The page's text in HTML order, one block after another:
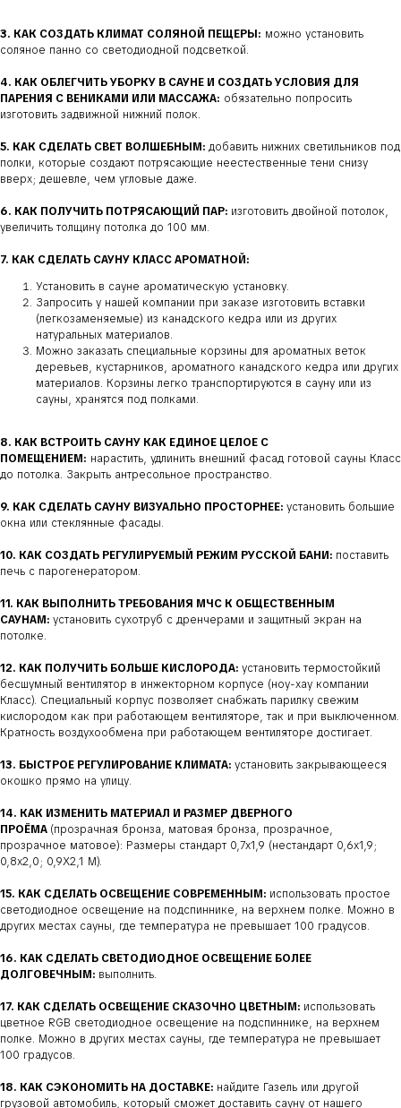
3. КАК СОЗДАТЬ КЛИМАТ СОЛЯНОЙ ПЕЩЕРЫ: можно установить
соляное панно со светодиодной подсветкой.
4. КАК ОБЛЕГЧИТЬ УБОРКУ В САУНЕ И СОЗДАТЬ УСЛОВИЯ ДЛЯ
ПАРЕНИЯ С ВЕНИКАМИ ИЛИ МАССАЖА: обязательно попросить
изготовить задвижной нижний полок.
5. КАК СДЕЛАТЬ СВЕТ ВОЛШЕБНЫМ: добавить нижних светильников под
полки, которые создают потрясающие неестественные тени снизу
вверх; дешевле, чем угловые даже.
6. КАК ПОЛУЧИТЬ ПОТРЯСАЮЩИЙ ПАР: изготовить двойной потолок,
увеличить толщину потолка до 100 мм.
7. КАК СДЕЛАТЬ САУНУ КЛАСС АРОМАТНОЙ:
Установить в сауне ароматическую установку.
Запросить у нашей компании при заказе изготовить вставки
(легкозаменяемые) из канадского кедра или из других
натуральных материалов.
Можно заказать специальные корзины для ароматных веток
деревьев, кустарников, ароматного канадского кедра или других
материалов. Корзины легко транспортируются в сауну или из
сауны, хранятся под полками.
8. КАК ВСТРОИТЬ САУНУ КАК ЕДИНОЕ ЦЕЛОЕ С
ПОМЕЩЕНИЕМ: нарастить, удлинить внешний фасад готовой сауны Класс
до потолка. Закрыть антресольное пространство.
9. КАК СДЕЛАТЬ САУНУ ВИЗУАЛЬНО ПРОСТОРНЕЕ: установить большие
окна или стеклянные фасады.
10. КАК СОЗДАТЬ РЕГУЛИРУЕМЫЙ РЕЖИМ РУССКОЙ БАНИ: поставить
печь с парогенератором.
11. КАК ВЫПОЛНИТЬ ТРЕБОВАНИЯ МЧС К ОБЩЕСТВЕННЫМ
САУНАМ: установить сухотруб с дренчерами и защитный экран на
потолке.
12. КАК ПОЛУЧИТЬ БОЛЬШЕ КИСЛОРОДА: установить термостойкий
бесшумный вентилятор в инжекторном корпусе (ноу-хау компании
Класс). Специальный корпус позволяет снабжать парилку свежим
кислородом как при работающем вентиляторе, так и при выключенном.
Кратность воздухообмена при работающем вентиляторе достигает.
13. БЫСТРОЕ РЕГУЛИРОВАНИЕ КЛИМАТА: установить закрывающееся
окошко прямо на улицу.
14. КАК ИЗМЕНИТЬ МАТЕРИАЛ И РАЗМЕР ДВЕРНОГО
ПРОЁМА (прозрачная бронза, матовая бронза, прозрачное,
прозрачное матовое): Размеры стандарт 0,7х1,9 (нестандарт 0,6х1,9;
0,8х2,0; 0,9Х2,1 М).
15. КАК СДЕЛАТЬ ОСВЕЩЕНИЕ СОВРЕМЕННЫМ: использовать простое
светодиодное освещение на подспиннике, на верхнем полке. Можно в
других местах сауны, где температура не превышает 100 градусов.
16. КАК СДЕЛАТЬ СВЕТОДИОДНОЕ ОСВЕЩЕНИЕ БОЛЕЕ
ДОЛГОВЕЧНЫМ: выполнить.
17. КАК СДЕЛАТЬ ОСВЕЩЕНИЕ СКАЗОЧНО ЦВЕТНЫМ: использовать
цветное RGB светодиодное освещение на подспиннике, на верхнем
полке. Можно в других местах сауны, где температура не превышает
100 градусов.
18. КАК СЭКОНОМИТЬ НА ДОСТАВКЕ: найдите Газель или другой
грузовой автомобиль, который сможет доставить сауну от нашего